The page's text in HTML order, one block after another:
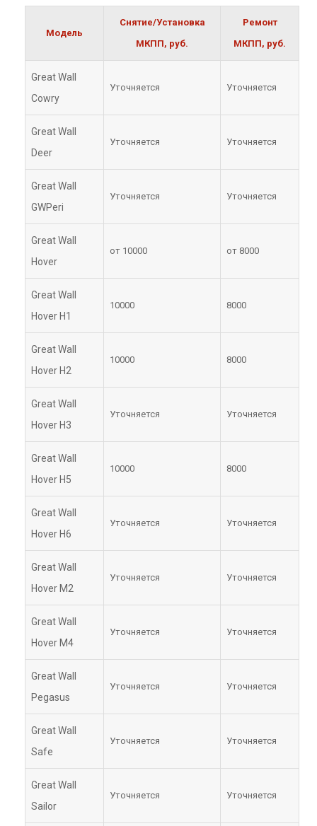
Модель
Снятие/Установка
МКПП, руб.
Ремонт
МКПП, руб.
Great Wall
Cowry
Уточняется Уточняется
Great Wall
Deer
Уточняется Уточняется
Great Wall
GWPeri
Уточняется Уточняется
Great Wall
Hover
от 10000 от 8000
Great Wall
Hover H1
10000 8000
Great Wall
Hover H2
10000 8000
Great Wall
Hover H3
Уточняется Уточняется
Great Wall
Hover H5
10000 8000
Great Wall
Hover H6
Уточняется Уточняется
Great Wall
Hover M2
Уточняется Уточняется
Great Wall
Hover M4
Уточняется Уточняется
Great Wall
Pegasus
Уточняется Уточняется
Great Wall
Safe
Уточняется Уточняется
Great Wall
Sailor
Уточняется Уточняется